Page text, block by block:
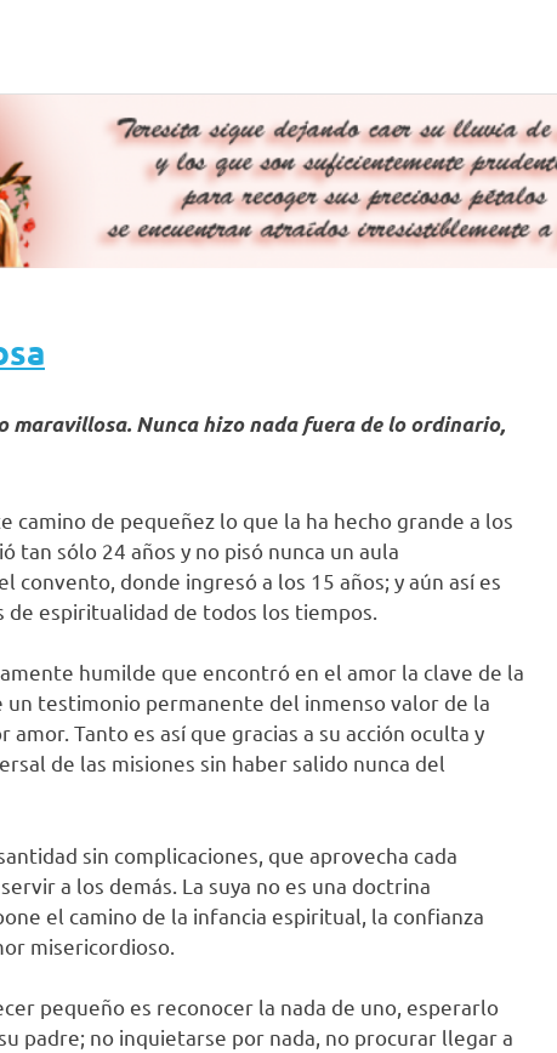
maravillosa. Nunca hizo nada fuera de lo ordinario,
camino de pequeñez lo que la ha hecho grande a los
tan sólo 24 años y no pisó nunca un aula
donde ingresó a los 15 años; y aún así es
de espiritualidad de todos los tiempos.
humilde que encontró en el amor la clave de la
un testimonio permanente del inmenso valor de la
Tanto es así que gracias a su acción oculta y
de las misiones sin haber salido nunca del
sin complicaciones, que aprovecha cada
a los demás. La suya no es una doctrina
el camino de la infancia espiritual, la confianza
misericordioso.
pequeño es reconocer la nada de uno, esperarlo
padre; no inquietarse por nada, no procurar llegar a